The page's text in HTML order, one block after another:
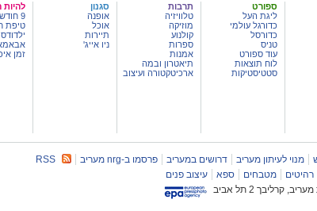
ספורט
ליגת העל
כדורגל עולמי
כדורסל
טניס
עוד ספורט
לוח תוצאות
סטטיסטיקות
תרבות
טלוויזיה
מוזיקה
קולנוע
ספרות
אמנות
תיאטרון ובמה
ארכיטקטורה ועיצוב
סגנון
אופנה
אוכל
תיירות
ניו אייג'
להיות
9 חודשים
טיפת
ילדודס
זמן
מנוי לעיתון מעריב דרושים במעריב פרסמו ב-nrg מעריב
RSS
רהיטים מטבחים ספא
עיצוב פנים
קרליבך 2 תל אביב